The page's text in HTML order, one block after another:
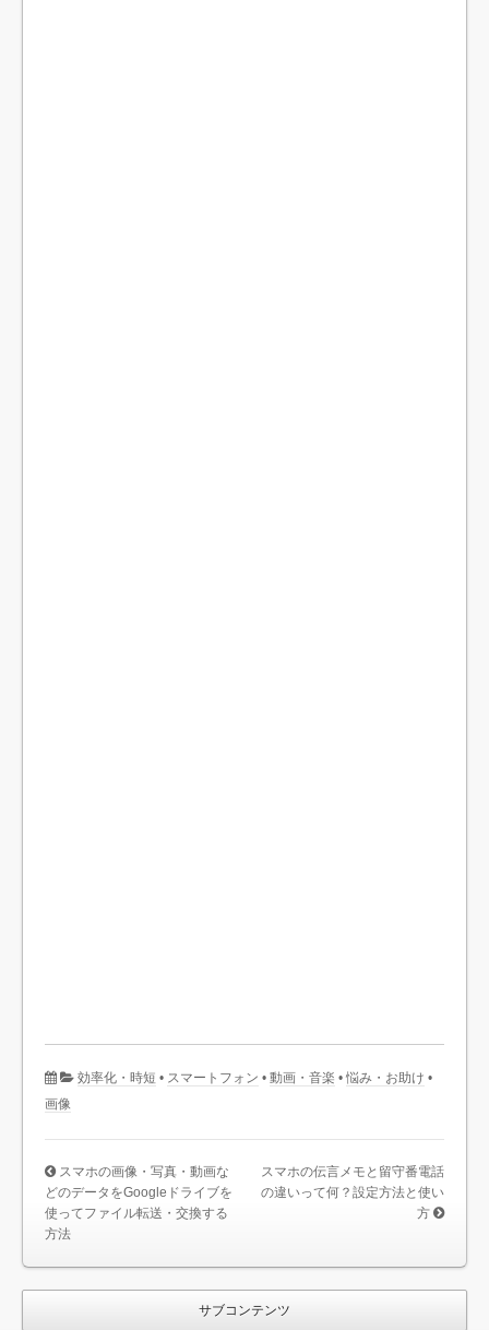
効率化・時短 • スマートフォン • 動画・音楽 • 悩み・お助け •
画像
スマホの画像・写真・動画な
どのデータをGoogleドライブを
使ってファイル転送・交換する
方法
スマホの伝言メモと留守番電話
の違いって何？設定方法と使い
方
サブコンテンツ